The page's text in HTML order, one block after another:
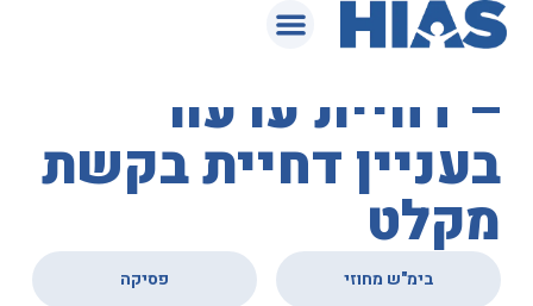
המאגר המשפטי
בית המשפט המחוזי
– דחיית ערעור
בעניין דחיית בקשת
מקלט
בימ"ש מחוזי פסיקה